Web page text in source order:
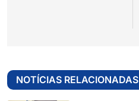
NOTÍCIAS RELACIONADAS